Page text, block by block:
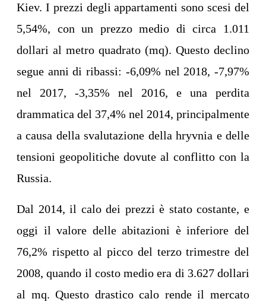
Kiev. I prezzi degli appartamenti sono scesi del
5,54%, con un prezzo medio di circa 1.011
dollari al metro quadrato (mq). Questo declino
segue anni di ribassi: -6,09% nel 2018, -7,97%
nel 2017, -3,35% nel 2016, e una perdita
drammatica del 37,4% nel 2014, principalmente
a causa della svalutazione della hryvnia e delle
tensioni geopolitiche dovute al conflitto con la
Russia.
Dal 2014, il calo dei prezzi è stato costante, e
oggi il valore delle abitazioni è inferiore del
76,2% rispetto al picco del terzo trimestre del
2008, quando il costo medio era di 3.627 dollari
al mq. Questo drastico calo rende il mercato